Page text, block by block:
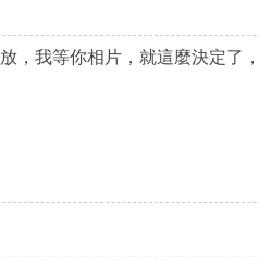
，我等你相片，就這麼決定了